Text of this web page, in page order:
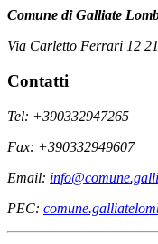
Comune di Galliate
Via Carletto Ferrari 12
Contatti
Tel: +390332947265
Fax: +390332949607
Email:
PEC: